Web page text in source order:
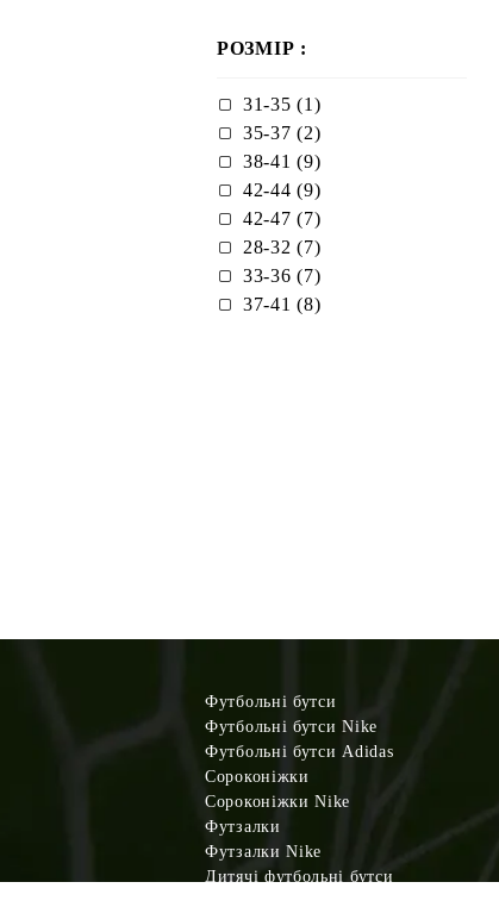
РОЗМІР :
31-35 (1)
35-37 (2)
38-41 (9)
42-44 (9)
42-47 (7)
28-32 (7)
33-36 (7)
37-41 (8)
Футбольні бутси
Футбольні бутси Nike
Футбольні бутси Adidas
Сороконіжки
Сороконіжки Nike
Футзалки
Футзалки Nike
Дитячі футбольні бутси